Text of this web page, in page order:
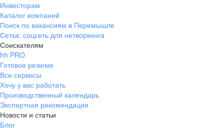
Инвесторам
Каталог компаний
Поиск по вакансиям в Перемышле
Сетка: соцсеть для нетворкинга
Соискателям
hh PRO
Готовое резюме
Все сервисы
Хочу у вас работать
Производственный календарь
Экспертная рекомендация
Новости и статьи
Блог